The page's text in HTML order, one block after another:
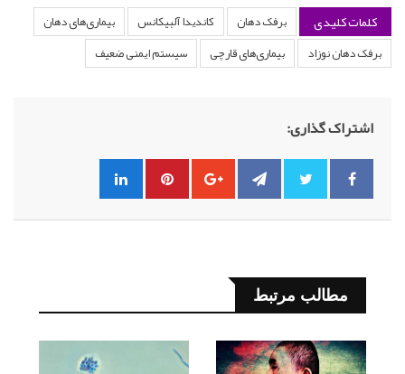
کلمات کلیدی برفک دهان کاندیدا آلبیکانس
بیماری‌های دهان
برفک دهان نوزاد
بیماری‌های قارچی سیستم ایمنی ضعیف
اشتراک گذاری:
مطالب مرتبط